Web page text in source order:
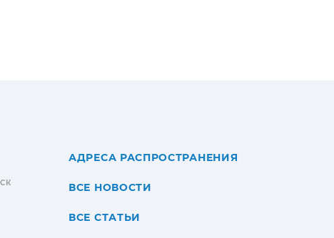
АДРЕСА РАСПРОСТРАНЕНИЯ
ВСЕ НОВОСТИ
ВСЕ СТАТЬИ